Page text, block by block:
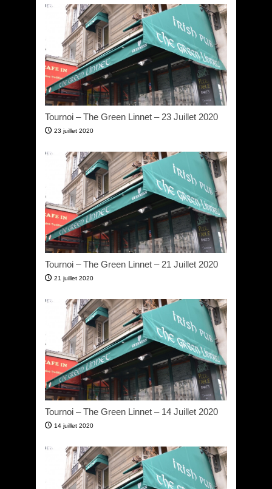
Tournoi – The Green Linnet – 23 Juillet 2020
23 juillet 2020
Tournoi – The Green Linnet – 21 Juillet 2020
21 juillet 2020
Tournoi – The Green Linnet – 14 Juillet 2020
14 juillet 2020